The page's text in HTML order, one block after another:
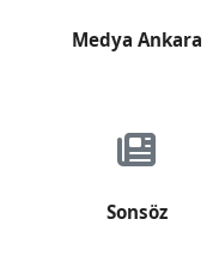
Medya Ankara
Sonsöz